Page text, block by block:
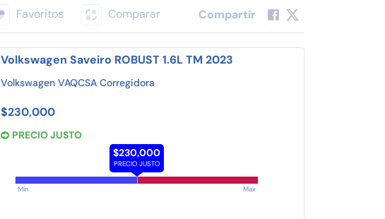
Favoritos Comparar Compartir
Volkswagen Saveiro ROBUST 1.6L TM 2023
Volkswagen VAQCSA Corregidora
$230,000
PRECIO JUSTO
$230,000
PRECIO JUSTO
Min Max